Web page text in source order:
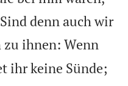
denn auch wir
zu ihnen: Wenn
ihr keine Sünde;